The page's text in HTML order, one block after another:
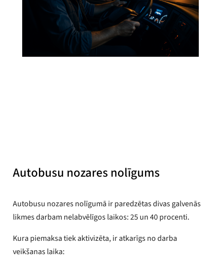
Autobusu nozares nolīgums
Autobusu nozares nolīgumā ir paredzētas divas galvenās
likmes darbam nelabvēlīgos laikos: 25 un 40 procenti.
Kura piemaksa tiek aktivizēta, ir atkarīgs no darba
veikšanas laika: